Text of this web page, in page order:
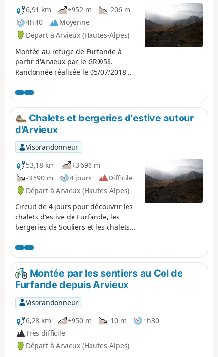
6,91 km
+952 m
-206 m
4h 40
Moyenne
Départ à Arvieux (Hautes-Alpes)
Montée au refuge de Furfande à
partir d'Arvieux par le GR®58.
Randonnée réalisée le 05/07/2018
Chalets et bergeries d'estive autour
d'Arvieux
Visorandonneur
53,18 km
+3 696 m
-3 590 m
4 jours
Difficile
Départ à Arvieux (Hautes-Alpes)
Circuit de 4 jours pour découvrir les
chalets d'estive de Furfande, les
bergeries de Souliers et les chalets
Montée par les sentiers au Col de
Furfande depuis Arvieux
Visorandonneur
6,28 km
+950 m -10 m
1h30
Très difficile
Départ à Arvieux (Hautes-Alpes)